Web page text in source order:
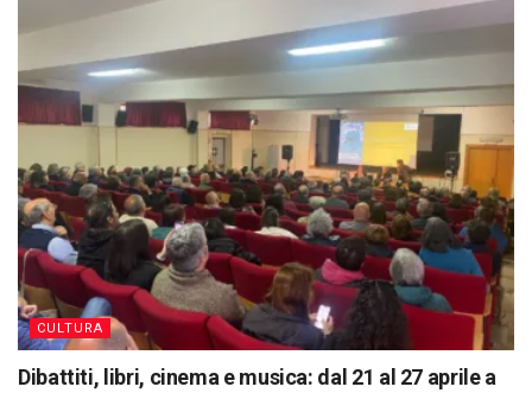
CULTURA
Dibattiti, libri, cinema e musica: dal 21 al 27 aprile a